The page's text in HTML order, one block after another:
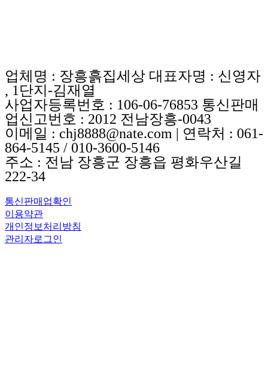
업체명 : 장흥흙집세상 대표자명 : 신영자
, 1단지-김재열
사업자등록번호 : 106-06-76853 통신판매
업신고번호 : 2012 전남장흥-0043
이메일 : chj8888@nate.com | 연락처 : 061-
864-5145 / 010-3600-5146
주소 : 전남 장흥군 장흥읍 평화우산길
222-34
통신판매업확인
이용약관
개인정보처리방침
관리자로그인